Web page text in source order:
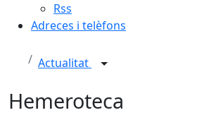
Rss
Adreces i telèfons
Actualitat
Hemeroteca